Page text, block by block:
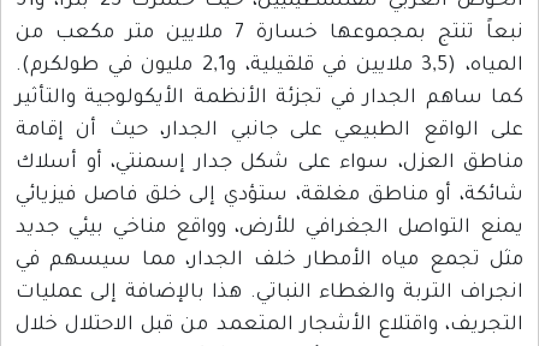
نبعاً تنتج بمجموعها خسارة 7 ملايين متر مكعب من
المياه، (3,5 ملايين في قلقيلية، و2,1 مليون في طولكرم).
كما ساهم الجدار في تجزئة الأنظمة الأيكولوجية والتأثير
على الواقع الطبيعي على جانبي الجدار، حيث أن إقامة
مناطق العزل، سواء على شكل جدار إسمنتي، أو أسلاك
شائكة، أو مناطق مغلقة، ستؤدي إلى خلق فاصل فيزيائي
يمنع التواصل الجغرافي للأرض، وواقع مناخي بيئي جديد
مثل تجمع مياه الأمطار خلف الجدار، مما سيسهم في
انجراف التربة والغطاء النباتي. هذا بالإضافة إلى عمليات
التجريف، واقتلاع الأشجار المتعمد من قبل الاحتلال خلال